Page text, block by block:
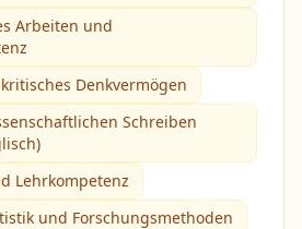
Arbeiten und
Denkvermögen
Schreiben
Lehrkompetenz
und Forschungsmethoden